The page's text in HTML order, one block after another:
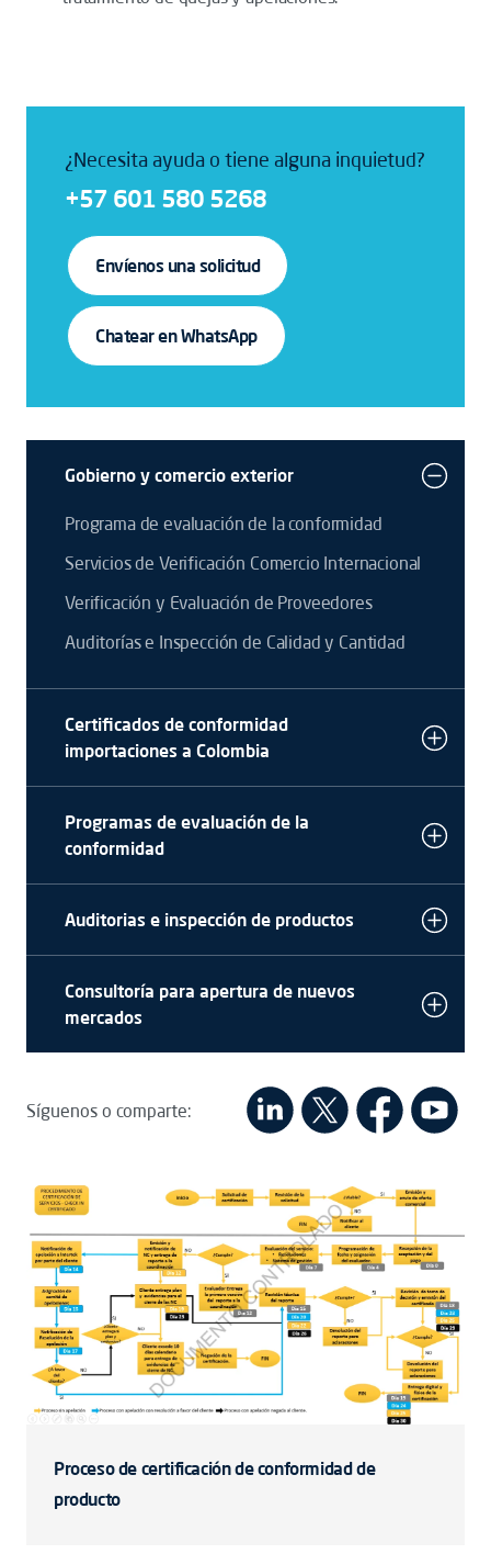
¿Necesita ayuda o tiene alguna inquietud?
+57 601 580 5268
Envíenos una solicitud
Chatear en WhatsApp
Gobierno y comercio exterior
Programa de evaluación de la conformidad
Servicios de Verificación Comercio Internacional
Verificación y Evaluación de Proveedores
Auditorías e Inspección de Calidad y Cantidad
Certificados de conformidad
importaciones a Colombia
Programas de evaluación de la
conformidad
Auditorias e inspección de productos
Consultoría para apertura de nuevos
mercados
Síguenos o comparte:
Proceso de certificación de conformidad de
producto